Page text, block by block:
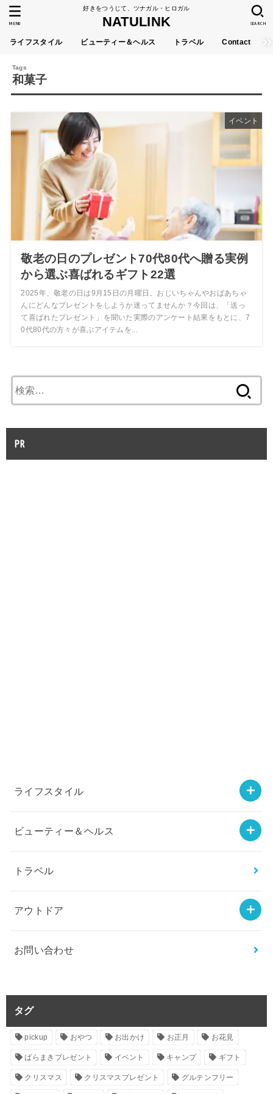
好きをつうじて、ツナガル・ヒロガル
NATULINK
ライフスタイル ビューティー＆ヘルス トラベル Contact
SEARCH
MENU
和菓子
イベント
敬老の日のプレゼント70代80代へ贈る実例
から選ぶ喜ばれるギフト22選
2025年、敬老の日は9月15日の月曜日。おじいちゃんやおばあちゃ
んにどんなプレゼントをしようか迷ってませんか？今回は、「送っ
て喜ばれたプレゼント」を聞いた実際のアンケート結果をもとに、7
0代80代の方々が喜ぶアイテムを...
索:
PR
ライフスタイル
ビューティー＆ヘルス
トラベル
アウトドア
お問い合わせ
タグ
pickup おやつ お出かけ お正月 お花見
ばらまきプレゼント イベント キャンプ ギフト
クリスマス クリスマスプレゼント グルテンフリー